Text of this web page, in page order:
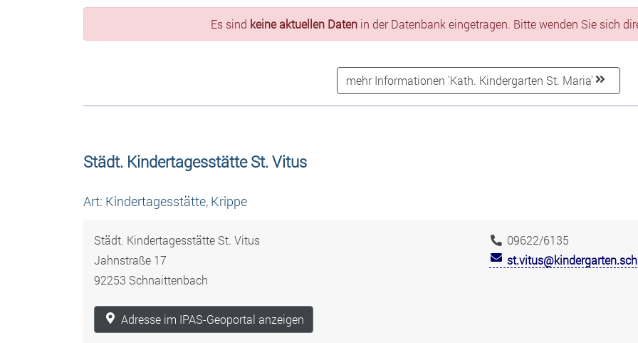
Es sind keine aktuellen Datenin der Datenbank eingetragen. Bitte wenden Sie sich
mehr Informationen 'Kath. Kindergarten St. Maria'
Städt. Kindertagesstätte St. Vitus
Art: Kindertagesstätte, Krippe
Städt. Kindertagesstätte St. Vitus
Jahnstraße 17
92253 Schnaittenbach
Adresse im IPAS-Geoportal anzeigen
09622/6135